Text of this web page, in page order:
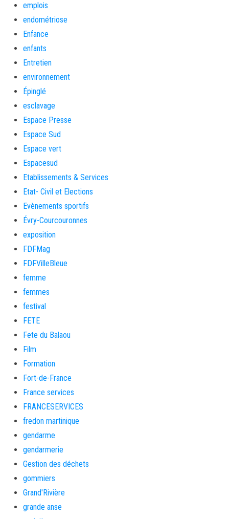
emplois
endométriose
Enfance
enfants
Entretien
environnement
Épinglé
esclavage
Espace Presse
Espace Sud
Espace vert
Espacesud
Etablissements & Services
Etat- Civil et Elections
Evènements sportifs
Évry-Courcouronnes
exposition
FDFMag
FDFVilleBleue
femme
femmes
festival
FETE
Fete du Balaou
Film
Formation
Fort-de-France
France services
FRANCESERVICES
fredon martinique
gendarme
gendarmerie
Gestion des déchets
gommiers
Grand'Rivière
grande anse